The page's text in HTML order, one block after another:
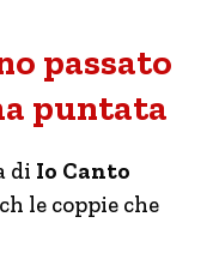
passato
puntata
di Io Canto
le coppie che